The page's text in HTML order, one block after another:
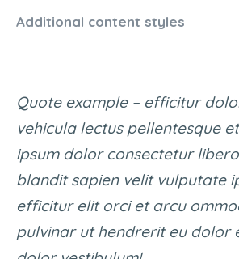
Additional content styles
Quote example – efficitur
vehicula lectus pellentesque
ipsum dolor consectetur
blandit sapien velit vulputate
efficitur elit orci et arcu
pulvinar ut hendrerit eu dolor